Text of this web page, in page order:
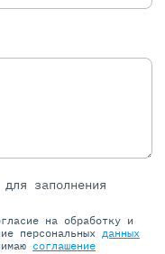
заполнения
на обработку и
персональных данных
соглашение